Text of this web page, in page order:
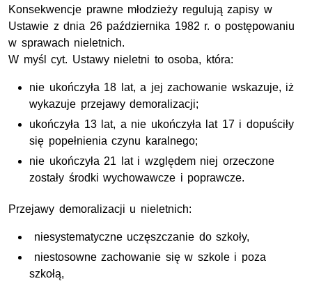
Konsekwencje prawne młodzieży regulują zapisy w
Ustawie z dnia 26 października 1982 r. o postępowaniu
w sprawach nieletnich.
W myślcyt. Ustawy nieletni to osoba, która:
nie ukończyła 18 lat, a jej zachowanie wskazuje, iż
wykazuje przejawy demoralizacji;
ukończyła 13 lat, a nie ukończyła lat 17 i dopuściły
się popełnienia czynu karalnego;
nie ukończyła 21 lat i względem niej orzeczone
zostały środki wychowawcze i poprawcze.
Przejawy demoralizacji u nieletnich:
niesystematyczne uczęszczanie do szkoły,
niestosowne zachowanie się w szkole i poza
szkołą,